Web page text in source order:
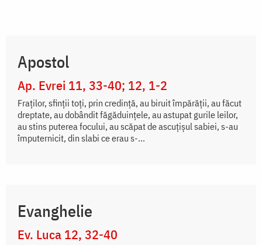
Apostol
Ap. Evrei 11, 33-40; 12, 1-2
Fraților, sfinții toți, prin credință, au biruit împărății, au făcut
dreptate, au dobândit făgăduințele, au astupat gurile leilor,
au stins puterea focului, au scăpat de ascuțișul sabiei, s-au
împuternicit, din slabi ce erau s-...
Evanghelie
Ev. Luca 12, 32-40